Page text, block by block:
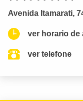
Avenida Itamarati,
ver horario de
ver telefone